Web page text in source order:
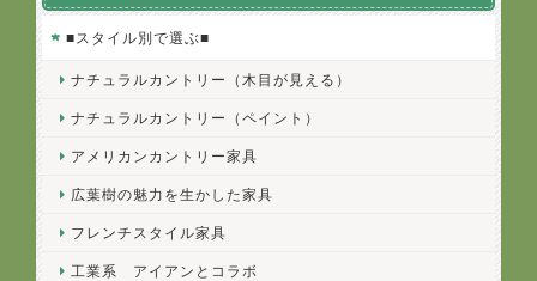
■スタイル別で選ぶ■
ナチュラルカントリー（木目が見える）
ナチュラルカントリー（ペイント）
アメリカンカントリー家具
広葉樹の魅力を生かした家具
フレンチスタイル家具
工業系 アイアンとコラボ